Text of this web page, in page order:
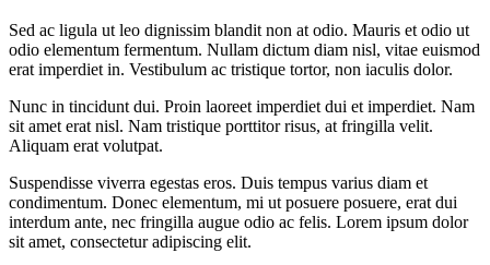
Sed ac ligula ut leo dignissim blandit non at odio. Mauris et odio ut
odio elementum fermentum. Nullam dictum diam nisl, vitae euismod
erat imperdiet in. Vestibulum ac tristique tortor, non iaculis dolor.
Nunc in tincidunt dui. Proin laoreet imperdiet dui et imperdiet. Nam
sit amet erat nisl. Nam tristique porttitor risus, at fringilla velit.
Aliquam erat volutpat.
Suspendisse viverra egestas eros. Duis tempus varius diam et
condimentum. Donec elementum, mi ut posuere posuere, erat dui
interdum ante, nec fringilla augue odio ac felis. Lorem ipsum dolor
sit amet, consectetur adipiscing elit.